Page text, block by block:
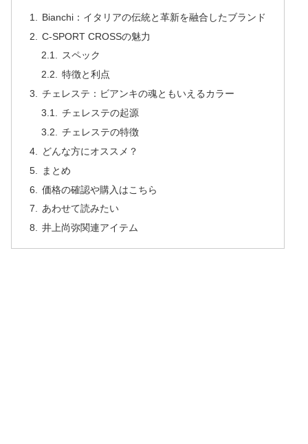
Bianchi：イタリアの伝統と革新を融合したブランド
C-SPORT CROSSの魅力
スペック
特徴と利点
チェレステ：ビアンキの魂ともいえるカラー
チェレステの起源
チェレステの特徴
どんな方にオススメ？
まとめ
価格の確認や購入はこちら
あわせて読みたい
井上尚弥関連アイテム